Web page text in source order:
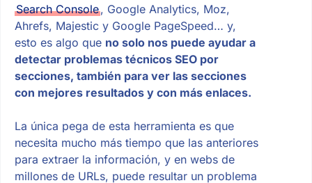
Search Console, Google Analytics, Moz,
Ahrefs, Majestic y Google PageSpeed… y,
esto es algo que no solo nos puede ayudar a
detectar problemas técnicos SEO por
secciones, también para ver las secciones
con mejores resultados y con más enlaces.
La única pega de esta herramienta es que
necesita mucho más tiempo que las anteriores
para extraer la información, y en webs de
millones de URLs, puede resultar un problema